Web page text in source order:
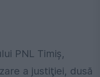
PNL Timiş,
a justiţiei, dusă